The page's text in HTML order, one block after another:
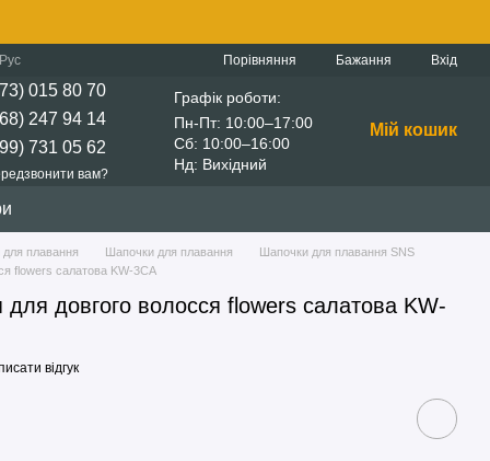
Рус Порівняння Бажання Вхід
015 80 70
247 94 14
731 05 62
вам?
Графік роботи:
Пн-Пт: 10:00–17:00
Сб: 10:00–16:00
Нд: Вихідний
Мій кошик
для плавання Шапочки для плавання
Шапочки для плавання SNS
flowers салатова KW-3СА
довгого волосся flowers салатова KW-
відгук